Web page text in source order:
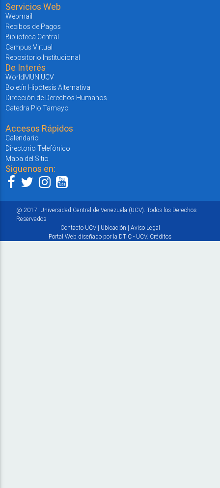
Servicios Web
Webmail
Recibos de Pagos
Biblioteca Central
Campus Virtual
Repositorio Institucional
De Interés
WorldMUN UCV
Boletín Hipótesis Alternativa
Dirección de Derechos Humanos
Catedra Pio Tamayo
Accesos Rápidos
Calendario
Directorio Telefónico
Mapa del Sitio
Siguenos en:
@ 2017. Universidad Central de Venezuela (UCV). Todos los Derechos
Reservados
Contacto UCV| Ubicación | Aviso Legal
Portal Web diseñado por la DTIC - UCV. Créditos